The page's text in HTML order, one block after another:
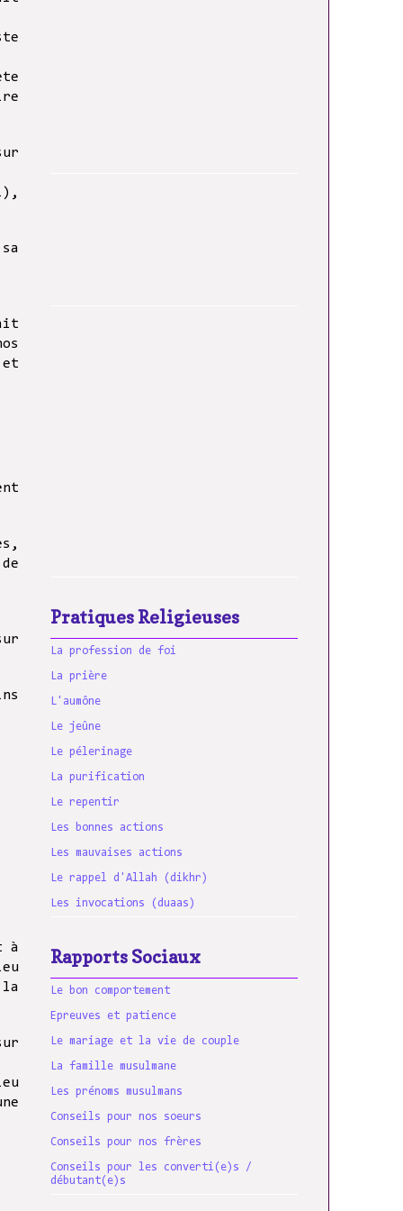
à
la
Pratiques Religieuses
La profession de foi
La prière
L'aumône
Le jeûne
Le pélerinage
La purification
Le repentir
Les bonnes actions
Les mauvaises actions
Le rappel d'Allah (dikhr)
Les invocations (duaas)
Rapports Sociaux
Le bon comportement
Epreuves et patience
Le mariage et la vie de couple
La famille musulmane
Les prénoms musulmans
Conseils pour nos soeurs
Conseils pour nos frères
Conseils pour les converti(e)s /
débutant(e)s